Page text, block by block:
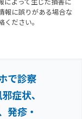
報に誤りがある場合な
ださい。
で診察
症状、
発疹・